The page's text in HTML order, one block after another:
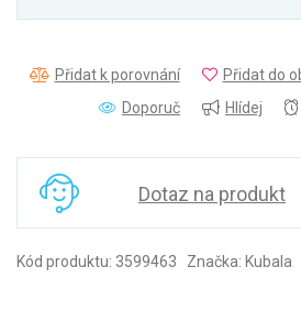
Přidat k porovnání Přidat do
Doporuč
Hlídej
Dotaz na produkt
Kód produktu: 3599463 Značka: Kubala